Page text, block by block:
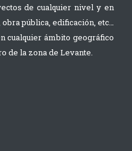
de cualquier nivel y en
pública, edificación, etc…
cualquier ámbito geográfico
de la zona de Levante.